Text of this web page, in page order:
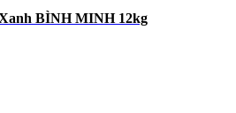
BÌNH MINH 12kg